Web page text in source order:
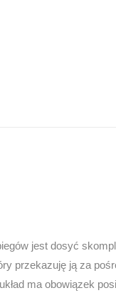
jest dosyć
przekazuję ją za
ma obowiązek